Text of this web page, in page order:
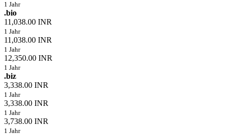
1 Jahr
.bio
11,038.00 INR
1 Jahr
11,038.00 INR
1 Jahr
12,350.00 INR
1 Jahr
.biz
3,338.00 INR
1 Jahr
3,338.00 INR
1 Jahr
3,738.00 INR
1 Jahr